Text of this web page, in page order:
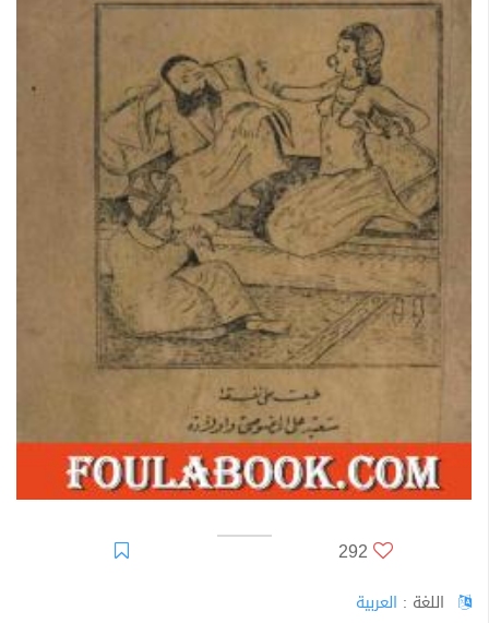
292
اللغة : العربية